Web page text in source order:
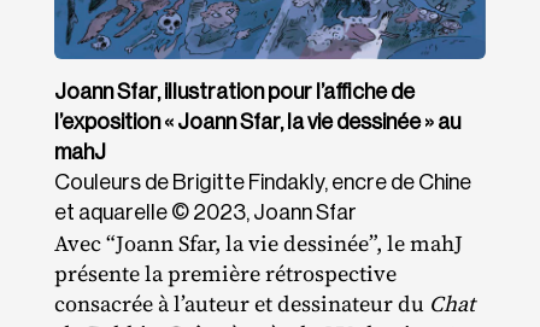
Joann Sfar, illustration pour l’affiche de
l’exposition « Joann Sfar, la vie dessinée » au
mahJ
Couleurs de Brigitte Findakly, encre de Chine
et aquarelle © 2023, Joann Sfar
Avec “Joann Sfar, la vie dessinée”, le mahJ
présente la première rétrospective
consacrée à l’auteur et dessinateur du Chat